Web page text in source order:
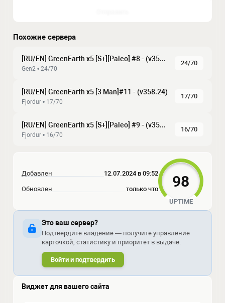
Похожие сервера
[RU/EN] GreenEarth x5 [S+][Paleo] #8 - (v358.24)
Gen2 • 24/70
24/70
[RU/EN] GreenEarth x5 [3 Man]#11 - (v358.24)
Fjordur • 17/70
17/70
[RU/EN] GreenEarth x5 [S+][Paleo] #9 - (v358.24)
Fjordur • 16/70
16/70
Добавлен 12.07.2024 в 09:52
Обновлен только что 98
UPTIME
Это ваш сервер?
Подтвердите владение — получите управление
карточкой, статистику и приоритет в выдаче.
Войти и подтвердить
Виджет для вашего сайта